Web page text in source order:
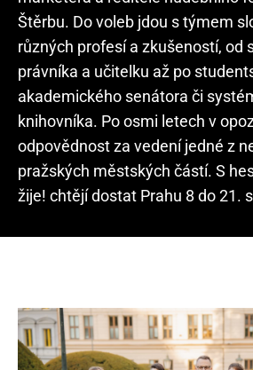
Štěrbu. Do voleb jdou s týmem
různých profesí a zkušeností, od
právníka a učitelku až po
akademického senátora či
knihovníka. Po osmi letech v
odpovědnost za vedení jedné z
pražských městských částí. S
žije! chtějí dostat Prahu 8 do 21.